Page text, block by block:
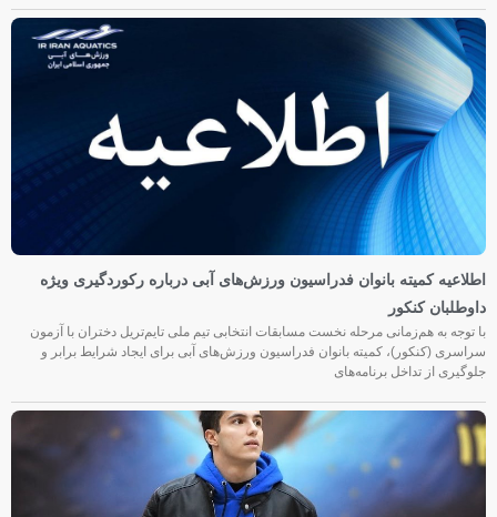
اطلاعیه کمیته بانوان فدراسیون ورزش‌های آبی درباره رکوردگیری ویژه
داوطلبان کنکور
با توجه به هم‌زمانی مرحله نخست مسابقات انتخابی تیم ملی تایم‌تریل دختران با آزمون
سراسری (کنکور)، کمیته بانوان فدراسیون ورزش‌های آبی برای ایجاد شرایط برابر و
جلوگیری از تداخل برنامه‌های